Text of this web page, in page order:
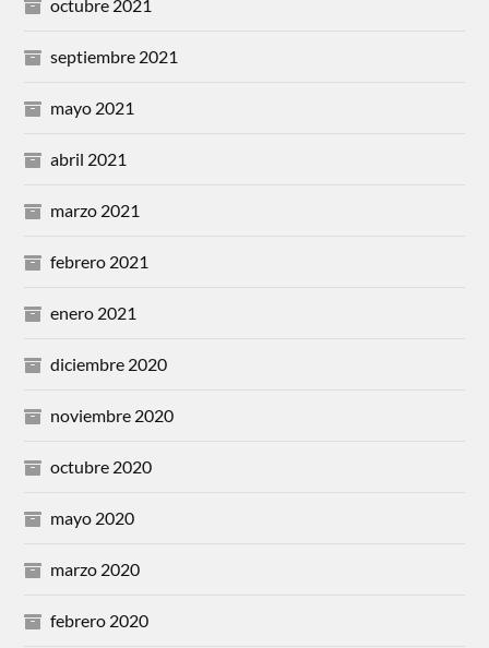
octubre 2021
septiembre 2021
mayo 2021
abril 2021
marzo 2021
febrero 2021
enero 2021
diciembre 2020
noviembre 2020
octubre 2020
mayo 2020
marzo 2020
febrero 2020